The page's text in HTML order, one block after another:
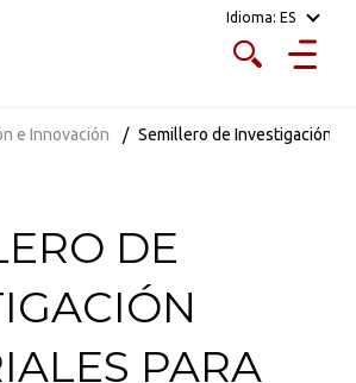
Idioma: ES
e Innovación Semillero de Investigación
DE
PARA